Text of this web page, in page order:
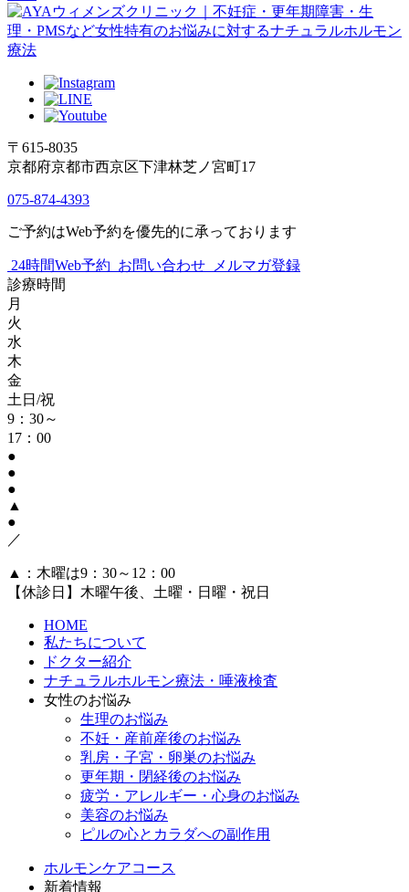
〒615-8035
京都府京都市西京区下津林芝ノ宮町17
075-874-4393
ご予約はWeb予約を優先的に承っております
24時間Web予約 お問い合わせ
メルマガ登録
診療時間
月
火
水
木
金
土日/祝
9：30～
17：00
●
●
●
▲
●
／
▲：木曜は9：30～12：00
【休診日】木曜午後、土曜・日曜・祝日
HOME
私たちについて
ドクター紹介
ナチュラルホルモン療法・唾液検査
女性のお悩み
生理のお悩み
不妊・産前産後のお悩み
乳房・子宮・卵巣のお悩み
更年期・閉経後のお悩み
疲労・アレルギー・心身のお悩み
美容のお悩み
ピルの心とカラダへの副作用
ホルモンケアコース
新着情報